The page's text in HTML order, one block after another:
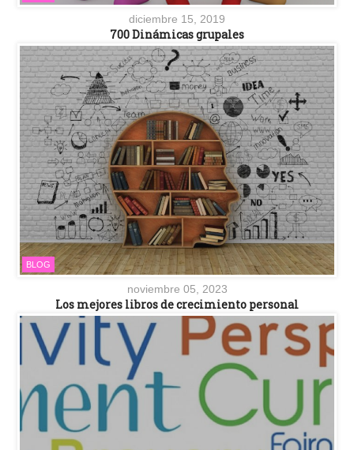
diciembre 15, 2019
700 Dinámicas grupales
BLOG
noviembre 05, 2023
Los mejores libros de crecimiento personal